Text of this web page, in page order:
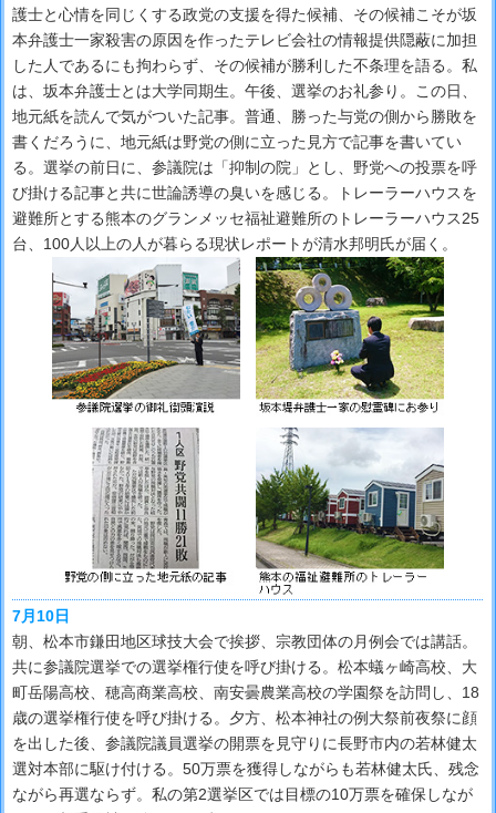
護士と心情を同じくする政党の支援を得た候補、その候補こそが坂
本弁護士一家殺害の原因を作ったテレビ会社の情報提供隠蔽に加担
した人であるにも拘わらず、その候補が勝利した不条理を語る。私
は、坂本弁護士とは大学同期生。午後、選挙のお礼参り。この日、
地元紙を読んで気がついた記事。普通、勝った与党の側から勝敗を
書くだろうに、地元紙は野党の側に立った見方で記事を書いてい
る。選挙の前日に、参議院は「抑制の院」とし、野党への投票を呼
び掛ける記事と共に世論誘導の臭いを感じる。トレーラーハウスを
避難所とする熊本のグランメッセ福祉避難所のトレーラーハウス25
台、100人以上の人が暮らる現状レポートが清水邦明氏が届く。
7月10日
朝、松本市鎌田地区球技大会で挨拶、宗教団体の月例会では講話。
共に参議院選挙での選挙権行使を呼び掛ける。松本蟻ヶ崎高校、大
町岳陽高校、穂高商業高校、南安曇農業高校の学園祭を訪問し、18
歳の選挙権行使を呼び掛ける。夕方、松本神社の例大祭前夜祭に顔
を出した後、参議院議員選挙の開票を見守りに長野市内の若林健太
選対本部に駆け付ける。50万票を獲得しながらも若林健太氏、残念
ながら再選ならず。私の第2選挙区では目標の10万票を確保しなが